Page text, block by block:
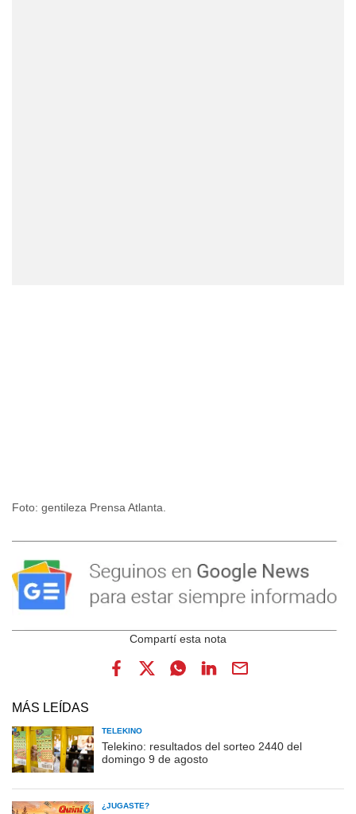
Foto: gentileza Prensa Atlanta.
MÁS LEÍDAS
TELEKINO
Telekino: resultados del sorteo 2440 del
domingo 9 de agosto
¿JUGASTE?